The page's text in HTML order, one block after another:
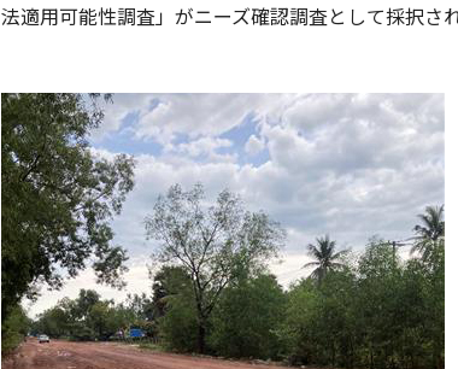
法適用可能性調査」がニーズ確認調査として採択さ